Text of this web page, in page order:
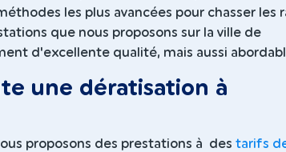
les plus avancées pour chasser les
que nous proposons sur la ville de
d'excellente qualité, mais aussi
une dératisation à
proposons des prestations à des tarifs